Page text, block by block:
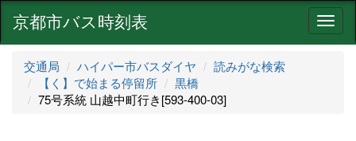
ナ
ビ
京都市バス時刻表
交通局 ハイパー市バスダイヤ
読みがな検索
【く】で始まる停留所
黒橋
75号系統 山越中町行き[593-400-03]